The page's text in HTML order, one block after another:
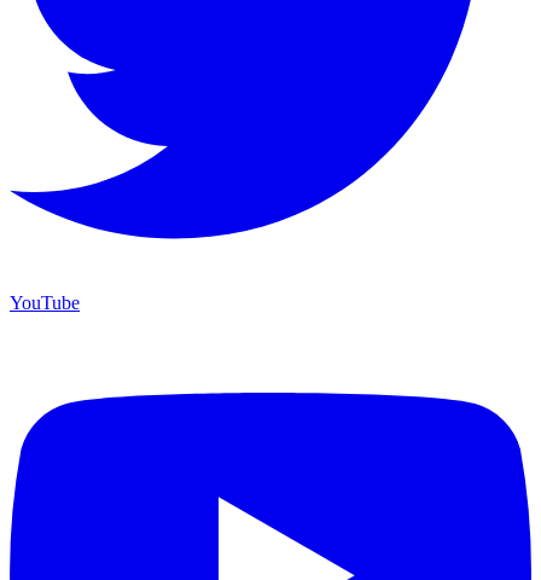
YouTube